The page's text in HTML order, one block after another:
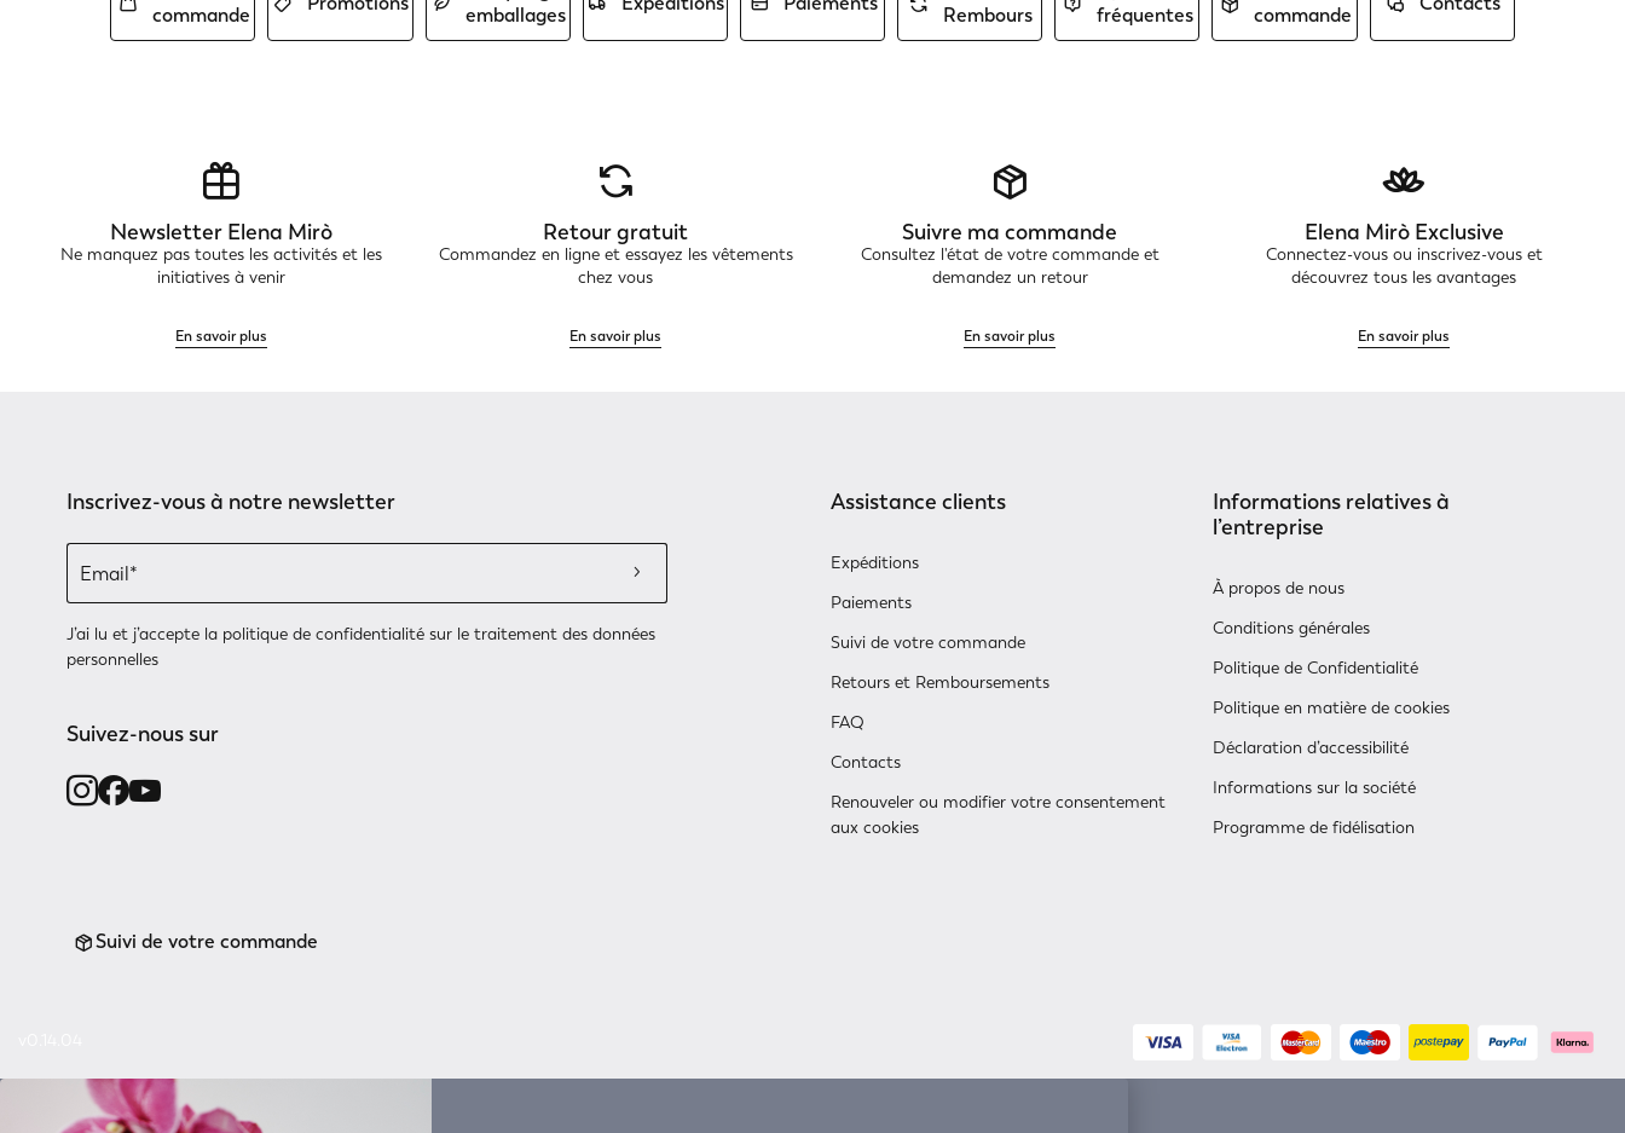
commande
emballages
Rembours
fréquentes
commande
Newsletter Elena Mirò
Ne manquez pas toutes les activités et les
initiatives à venir
En savoir plus
Retour gratuit
Commandez en ligne et essayez les vêtements
chez vous
En savoir plus
Suivre ma commande
Consultez l'état de votre commande et
demandez un retour
En savoir plus
Elena Mirò Exclusive
Connectez-vous ou inscrivez-vous et
découvrez tous les avantages
En savoir plus
Inscrivez-vous à notre newsletter
J’ai lu et j’accepte la politique de confidentialité sur le traitement des données
personnelles
Suivez-nous sur
Suivi de votre commande
Assistance clients
Expéditions
Paiements
Suivi de votre commande
Retours et Remboursements
FAQ
Contacts
Renouveler ou modifier votre consentement
aux cookies
Informations relatives à
l’entreprise
À propos de nous
Conditions générales
Politique de Confidentialité
Politique en matière de cookies
Déclaration d’accessibilité
Informations sur la société
Programme de fidélisation